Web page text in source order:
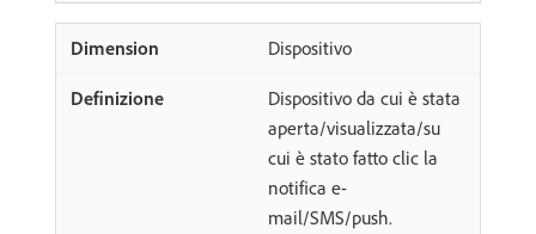
Dispositivo
Dispositivo da cui è stata
aperta/visualizzata/su
cui è stato fatto clic la
notifica e-
mail/SMS/push.